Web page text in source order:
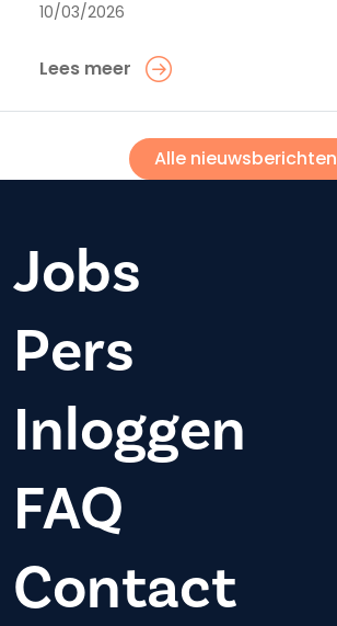
10/03/2026
Lees meer
Alle nieuwsberichten
Jobs
Pers
Inloggen
FAQ
Contact